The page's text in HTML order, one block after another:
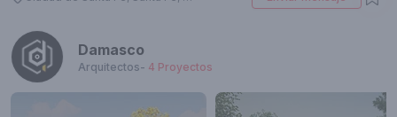
Damasco
Arquitectos- 4 Proyectos